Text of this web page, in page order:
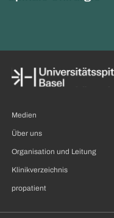
Medien
Über uns
Organisation und Leitung
Klinikverzeichnis
propatient